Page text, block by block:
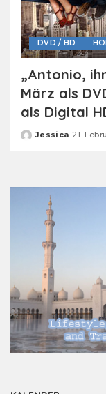
DVD / BD
„Antonio,
März als
als Digital
Posted
Jessica 21.